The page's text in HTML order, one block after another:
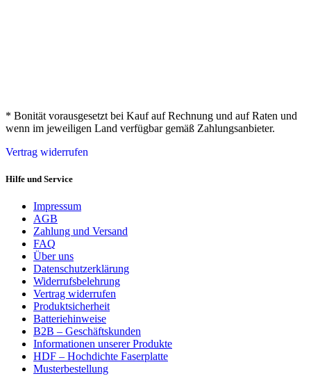
* Bonität vorausgesetzt bei Kauf auf Rechnung und auf Raten und
wenn im jeweiligen Land verfügbar gemäß Zahlungsanbieter.
Vertrag widerrufen
Hilfe und Service
Impressum
AGB
Zahlung und Versand
FAQ
Über uns
Datenschutzerklärung
Widerrufsbelehrung
Vertrag widerrufen
Produktsicherheit
Batteriehinweise
B2B – Geschäftskunden
Informationen unserer Produkte
HDF – Hochdichte Faserplatte
Musterbestellung